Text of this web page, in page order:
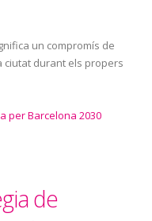
un compromís de
ciutat durant els propers
per Barcelona 2030
de